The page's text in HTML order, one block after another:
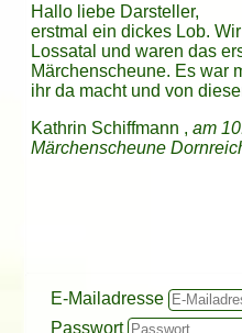
Hallo liebe Darsteller,
erstmal ein dickes Lob.
Lossatal und waren das
Märchenscheune. Es war
ihr da macht und von
Kathrin Schiffmann , am
Märchenscheune
sondern ein Erlebnis besonderer
waren einzigartig und
wunderschön mit euch
Musical zu erleben. Der
Kostüme und großartige
Darstellerteam,
vielen vielen Dank für
Eltern und Großeltern. Gemütlich und unterhaltsam.
Tolle ( Laien)
nachdem ich gestern Ihre
mit meiner Enkelin
Mein Märchen Musical
E-Mailadresse
Passwort